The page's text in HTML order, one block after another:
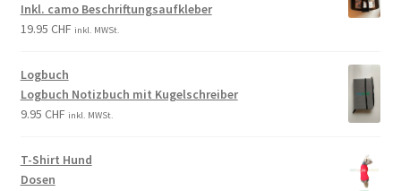
Inkl. camo Beschriftungsaufkleber
19.95 CHF inkl. MWSt.
Logbuch
Logbuch Notizbuch mit Kugelschreiber
9.95 CHF inkl. MWSt.
T-Shirt Hund
Dosen